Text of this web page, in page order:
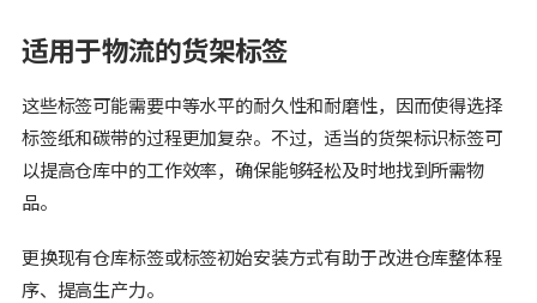
适用于物流的货架标签
这些标签可能需要中等水平的耐久性和耐磨性，因而使得选择
标签纸和碳带的过程更加复杂。不过，适当的货架标识标签可
以提高仓库中的工作效率，确保能够轻松及时地找到所需物
品。
更换现有仓库标签或标签初始安装方式有助于改进仓库整体程
序、提高生产力。